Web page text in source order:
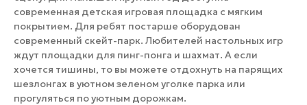
современная детская игровая площадка с мягким
покрытием. Для ребят постарше оборудован
современный скейт-парк. Любителей настольных игр
ждут площадки для пинг-понга и шахмат. А если
хочется тишины, то вы можете отдохнуть на парящих
шезлонгах в уютном зеленом уголке парка или
прогуляться по уютным дорожкам.